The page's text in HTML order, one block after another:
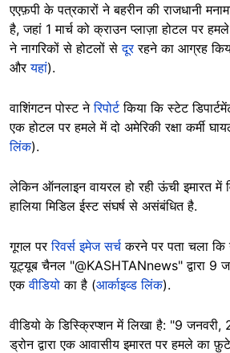
एएफ़पी के पत्रकारों ने बहरीन की राजधानी
है, जहां 1 मार्च को क्राउन प्लाज़ा होटल पर
ने नागरिकों से होटलों सेदूररहने का आग्रह
औरयहां).
वाशिंगटन पोस्ट नेरिपोर्टकिया कि स्टेट
एक होटल पर हमले में दो अमेरिकी रक्षा कर्मी
लिंक).
लेकिन ऑनलाइन वायरल हो रही ऊंची इमारत में
हालिया मिडिल ईस्ट संघर्ष से असंबंधित है.
गूगल पररिवर्स इमेज सर्च करने पर पता चला
यूट्यूब चैनल "@KASHTANnews" द्वारा 9
एकवीडियो का है (आर्काइव्ड लिंक).
वीडियो के डिस्क्रिप्शन में लिखा है: "9
ड्रोन द्वारा एक आवासीय इमारत पर हमले का